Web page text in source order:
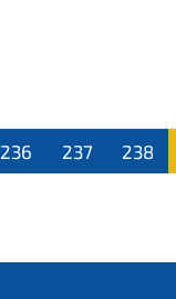
236 237 238